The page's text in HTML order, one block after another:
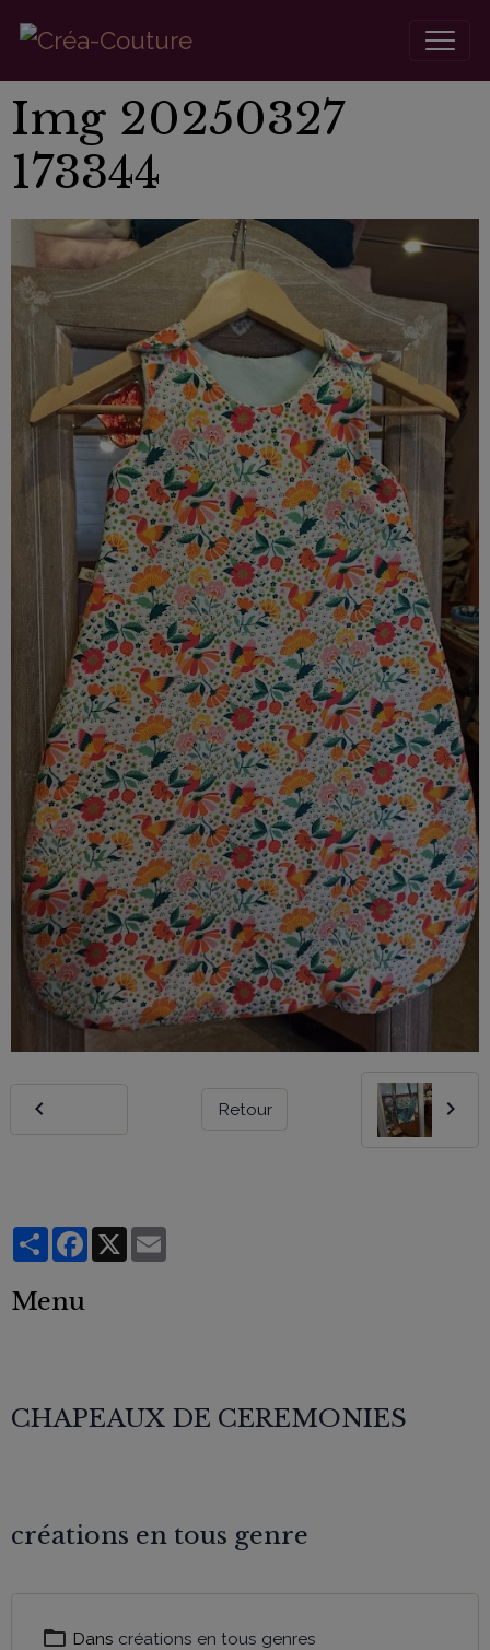
Img 20250327
173344
Retour
PartagerFacebook
X
Menu
CHAPEAUX DE CEREMONIES
créations en tous genre
Dans créations en tous genres